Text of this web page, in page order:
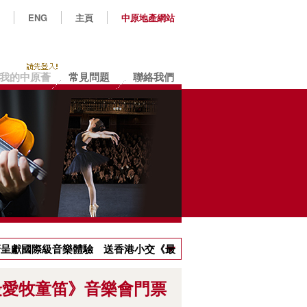
ENG 主頁 中原地產網站
的中原薈 常見問題 聯絡我們
獻國際級音樂體驗 送香港小交《最
牧童笛》音樂會門票